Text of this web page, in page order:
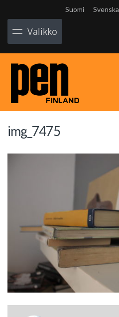
Suomi Svenska
Valikko
img_7475